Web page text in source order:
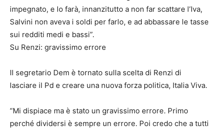
impegnato, e lo farà, innanzitutto a non far scattare l’Iva,
Salvini non aveva i soldi per farlo, e ad abbassare le tasse
sui redditi medi e bassi”.
Su Renzi: gravissimo errore
Il segretario Dem è tornato sulla scelta di Renzi di
lasciare il Pd e creare una nuova forza politica, Italia Viva.
“Mi dispiace ma è stato un gravissimo errore. Primo
perché dividersi è sempre un errore. Poi credo che a tutti